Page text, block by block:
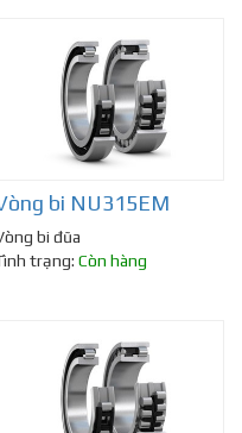
bi NU315EM
bi đũa
trạng: Còn hàng